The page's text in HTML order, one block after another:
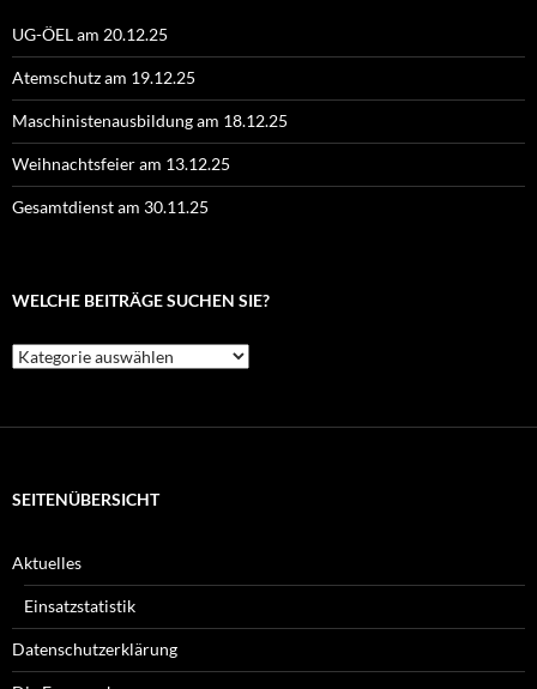
UG-ÖEL am 20.12.25
Atemschutz am 19.12.25
Maschinistenausbildung am 18.12.25
Weihnachtsfeier am 13.12.25
Gesamtdienst am 30.11.25
WELCHE BEITRÄGE SUCHEN SIE?
Welche
Beiträge
SEITENÜBERSICHT
Aktuelles
Einsatzstatistik
Datenschutzerklärung